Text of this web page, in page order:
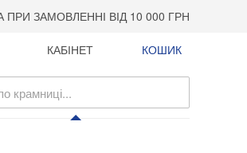
ЗАМОВЛЕННІ ВІД 10 000 ГРН
КАБІНЕТ КОШИК